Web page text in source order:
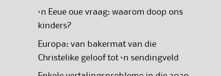
‘n Eeue oue vraag: waarom doop ons
kinders?
Europa: van bakermat van die
Christelike geloof tot ‘n sendingveld